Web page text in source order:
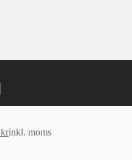
krDet
inkl. moms